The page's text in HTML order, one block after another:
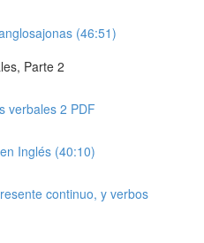
(46:51)
Parte 2
verbales 2 PDF
Inglés (40:10)
continuo, y verbos